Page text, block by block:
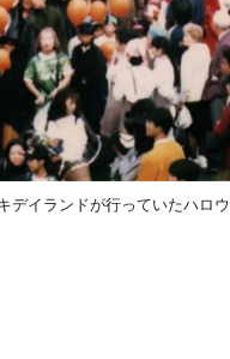
イランドが行っていたハロ